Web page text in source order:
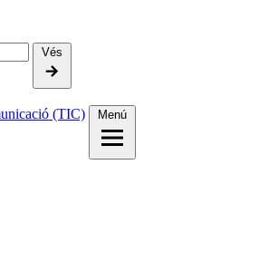
Vés
(TIC)
Menú